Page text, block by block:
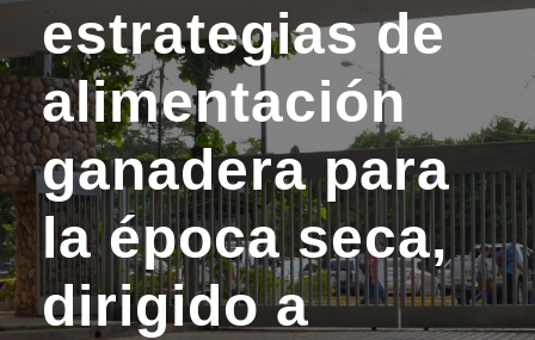
estrategias de
alimentación
ganadera para
la época seca,
dirigido a